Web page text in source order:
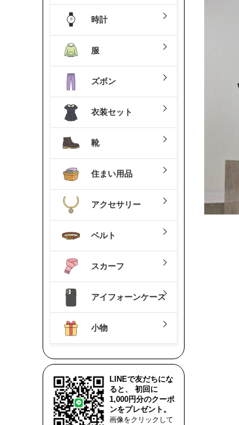
時計
服
ズボン
衣装セット
靴
住まい用品
アクセサリー
ベルト
スカーフ
アイフォーンケース
小物
LINEで友だちにな
ると、 初回に
1,000円分のクーポ
ンをプレゼント。
画像をクリックして